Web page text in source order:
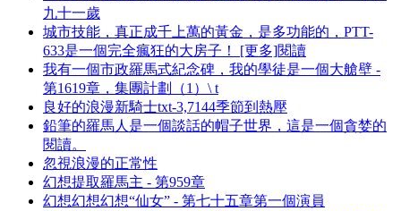
九十一歲
城市技能，真正成千上萬的黃金，是多功能的，PTT-
633是一個完全瘋狂的大房子！ [更多]閱讀
我有一個市政羅馬式紀念碑，我的學徒是一個大艙壁 -
第1619章，集團計劃（1）\ t
良好的浪漫新騎士txt-3,7144季節到熱壓
鉛筆的羅馬人是一個談話的帽子世界，這是一個貪婪的
閱讀。
忽視浪漫的正常性
幻想提取羅馬主 - 第959章
幻想幻想幻想“仙女” - 第七十五章第一個演員